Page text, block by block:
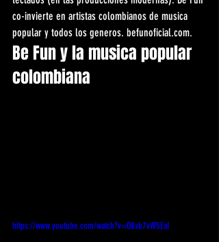
co-invierte en artistas colombianos de musica
popular y todos los generos. befunoficial.com.
Be Fun y la musica popular
colombiana
https://www.youtube.com/watch?v=O8xb7xW5EaI